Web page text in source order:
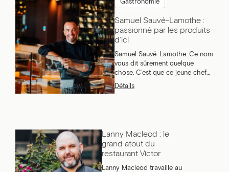
Gastronomie
Samuel Sauvé-Lamothe :
passionné par les produits
d’ici
Samuel Sauvé-Lamothe. Ce nom
vous dit sûrement quelque
chose. C’est que ce jeune chef
aux multiples talents est passé
par plusieurs grandes cuisines
Boulevardier, situé dans l’Hôtel
Le Germain Montréal.
Détails
Lanny Macleod : le
grand atout du
restaurant Victor
Lanny Macleod travaille au